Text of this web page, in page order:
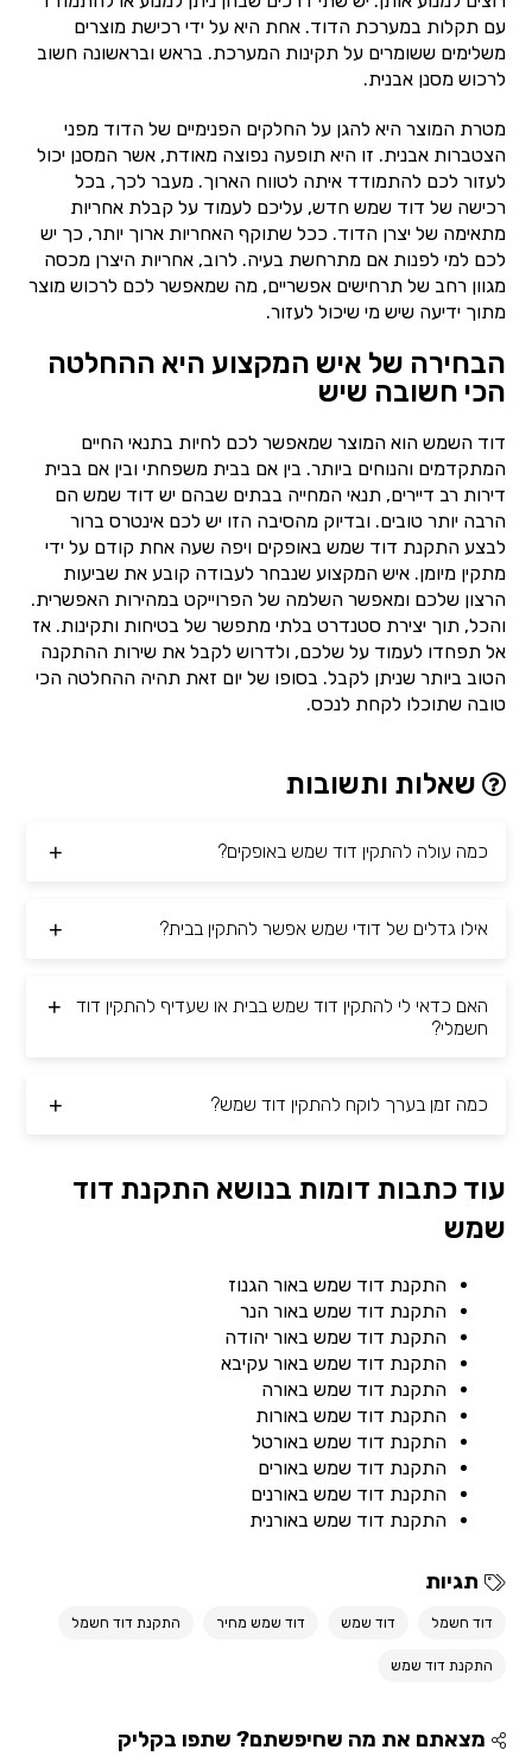
עם תקלות במערכת הדוד. אחת היא על ידי רכישת מוצרים
משלימים ששומרים על תקינות המערכת. בראש ובראשונה חשוב
לרכוש מסנן אבנית.
מטרת המוצר היא להגן על החלקים הפנימיים של הדוד מפני
הצטברות אבנית. זו היא תופעה נפוצה מאודת, אשר המסנן יכול
לעזור לכם להתמודד איתה לטווח הארוך. מעבר לכך, בכל
רכישה של דוד שמש חדש, עליכם לעמוד על קבלת אחריות
מתאימה של יצרן הדוד. ככל שתוקף האחריות ארוך יותר, כך יש
לכם למי לפנות אם מתרחשת בעיה. לרוב, אחריות היצרן מכסה
מגוון רחב של תרחישים אפשריים, מה שמאפשר לכם לרכוש מוצר
מתוך ידיעה שיש מי שיכול לעזור.
הבחירה של איש המקצוע היא ההחלטה
הכי חשובה שיש
דוד השמש הוא המוצר שמאפשר לכם לחיות בתנאי החיים
המתקדמים והנוחים ביותר. בין אם בבית משפחתי ובין אם בבית
דירות רב דיירים, תנאי המחייה בבתים שבהם יש דוד שמש הם
הרבה יותר טובים. ובדיוק מהסיבה הזו יש לכם אינטרס ברור
לבצע התקנת דוד שמש באופקים ויפה שעה אחת קודם על ידי
מתקין מיומן. איש המקצוע שנבחר לעבודה קובע את שביעות
הרצון שלכם ומאפשר השלמה של הפרוייקט במהירות האפשרית.
והכל, תוך יצירת סטנדרט בלתי מתפשר של בטיחות ותקינות. אז
אל תפחדו לעמוד על שלכם, ולדרוש לקבל את שירות ההתקנה
הטוב ביותר שניתן לקבל. בסופו של יום זאת תהיה ההחלטה הכי
טובה שתוכלו לקחת לנכס.
שאלות ותשובות
כמה עולה להתקין דוד שמש באופקים?
אילו גדלים של דודי שמש אפשר להתקין בבית?
האם כדאי לי להתקין דוד שמש בבית או שעדיף להתקין דוד
חשמלי?
כמה זמן בערך לוקח להתקין דוד שמש?
עוד כתבות דומות בנושא התקנת דוד
שמש
התקנת דוד שמש באור הגנוז
התקנת דוד שמש באור הנר
התקנת דוד שמש באור יהודה
התקנת דוד שמש באור עקיבא
התקנת דוד שמש באורה
התקנת דוד שמש באורות
התקנת דוד שמש באורטל
התקנת דוד שמש באורים
התקנת דוד שמש באורנים
התקנת דוד שמש באורנית
תגיות
דוד חשמל דוד שמש דוד שמש מחיר התקנת דוד חשמל
התקנת דוד שמש
מצאתם את מה שחיפשתם? שתפו בקליק